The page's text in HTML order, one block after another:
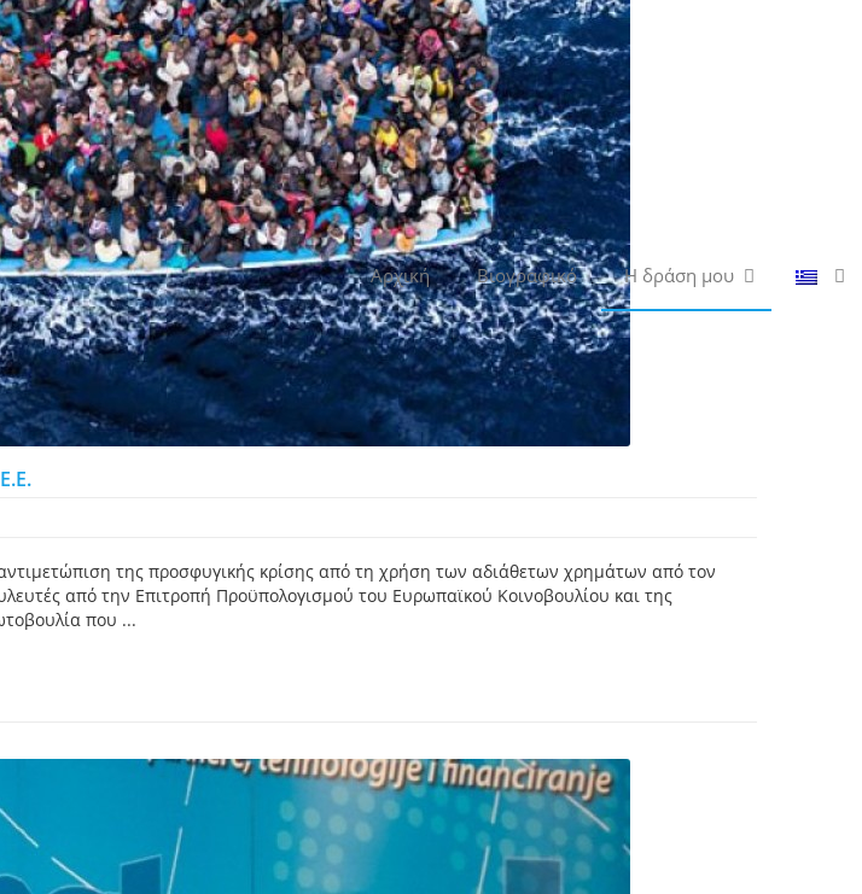
Αρχική Βιογραφικό Η δράση μου
της προσφυγικής κρίσης από τη χρήση των αδιάθετων χρημάτων από τον
από την Επιτροπή Προϋπολογισμού του Ευρωπαϊκού Κοινοβουλίου και της
που ...